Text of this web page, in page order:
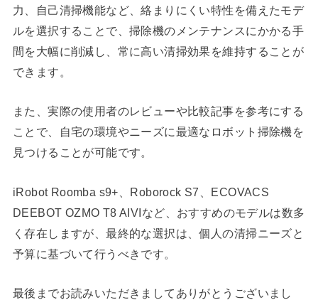
力、自己清掃機能など、絡まりにくい特性を備えたモデ
ルを選択することで、掃除機のメンテナンスにかかる手
間を大幅に削減し、常に高い清掃効果を維持することが
できます。
また、実際の使用者のレビューや比較記事を参考にする
ことで、自宅の環境やニーズに最適なロボット掃除機を
見つけることが可能です。
iRobot Roomba s9+、Roborock S7、ECOVACS
DEEBOT OZMO T8 AIVIなど、おすすめのモデルは数多
く存在しますが、最終的な選択は、個人の清掃ニーズと
予算に基づいて行うべきです。
最後までお読みいただきましてありがとうございまし